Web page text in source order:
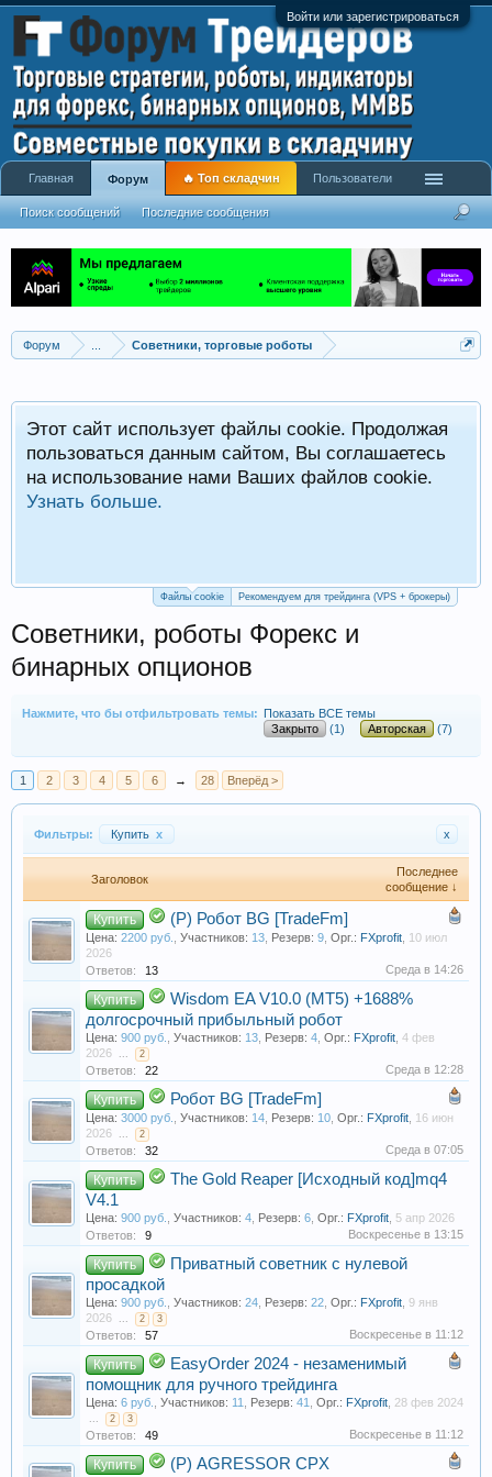
Войти или зарегистрироваться
Форум Советники, торговые роботы
Этот сайт использует файлы cookie. Продолжая
пользоваться данным сайтом, Вы соглашаетесь
на использование нами Ваших файлов cookie.
Узнать больше.
Файлы cookie Рекомендуем для трейдинга (VPS + брокеры)
Советники, роботы Форекс и
бинарных опционов
Нажмите, что бы отфильтровать темы: Показать ВСЕ темы
Закрыто
(1) Авторская (7)
1 2 3 4 5 6 → 28 Вперёд >
Фильтры: Купить x x
Заголовок
Последнее
сообщение ↓
Купить (Р) Робот BG [TradeFm]
Цена: 2200 руб. Участников: 13 Резерв: 9 Орг.: FXprofit 10 июл
2026
Ответов:
13 Среда в 14:26
Купить
Wisdom EA V10.0 (MT5) +1688%
долгосрочный прибыльный робот
Цена: 900 руб. Участников: 13 Резерв: 4 Орг.: FXprofit 4 фев
2026
2
Ответов: 22 Среда в 12:28
Купить Робот BG [TradeFm]
Цена: 3000 руб. Участников: 14 Резерв: 10 Орг.: FXprofit 16 июн
2026
2
Ответов: 32 Среда в 07:05
Купить
The Gold Reaper [Исходный код]mq4
V4.1
Цена: 900 руб. Участников: 4 Резерв: 6 Орг.: FXprofit 5 апр 2026
Ответов:
9 Воскресенье в 13:15
Купить
Приватный советник с нулевой
просадкой
Цена: 900 руб. Участников: 24 Резерв: 22 Орг.: FXprofit 9 янв
2026
2 3
Ответов: 57 Воскресенье в 11:12
Купить
EasyOrder 2024 - незаменимый
помощник для ручного трейдинга
Цена: 6 руб. Участников: 11 Резерв: 41 Орг.: FXprofit 28 фев 2024
2 3
Ответов: 49 Воскресенье в 11:12
Купить (Р) AGRESSOR CPX
Главная Форум
Поиск сообщений Последние сообщения
🔥 Топ складчин Пользователи